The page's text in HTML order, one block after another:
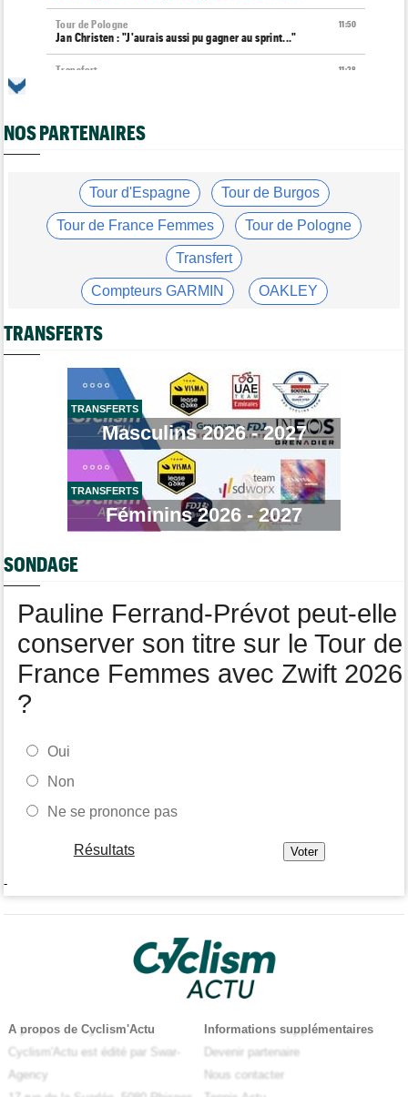
11:50
Tour de Pologne
Jan Christen : "J'aurais aussi pu gagner au sprint..."
11:28
Transfert
Tour de France Femmes
Demi Vollering : "J'aurais dû essayer plus tôt..."
Émilien Jacquelin va faire ses grands débuts en compétition le
16 août !
10:33
Reusser : "On s'est trop regardées... tellement stupide"
Robert Gesink : "Le cyclisme moderne est beaucoup plus
propre..."
Tour de France Femmes
Tour de France Femmes
Kasia Niewiadoma : "Je ressens juste une immense gratitude"
Championnats du Monde
Voici la sélection française pour les Championnats du monde
Joe Blackmore devrait rejoindre une armada du WorldTour
Romain Bardet hospitalisé après une chute dans la descente du
NOS PARTENAIRES
Tour d'Espagne Tour de Burgos
Tour de France Femmes Tour de Pologne
Transfert
Compteurs GARMIN OAKLEY
Gants chauffants vélo
Brassard Fréquence Cardiaque
TRANSFERTS
TRANSFERTS
Masculins 2026 - 2027
TRANSFERTS
Féminins 2026 - 2027
SONDAGE
Pauline Ferrand-Prévot peut-elle
conserver son titre sur le Tour de
France Femmes avec Zwift 2026
?
Oui
Non
Ne se prononce pas
Résultats
-
A propos de Cyclism'Actu
Cyclism'Actu est édité par Swar-
Agency
Informations supplémentaires
Devenir partenaire
Nous contacter